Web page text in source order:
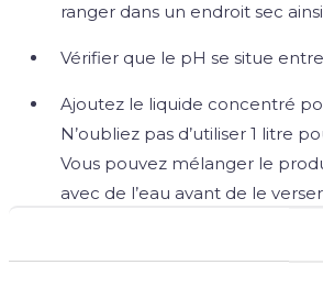
ranger dans un endroit sec
Vérifier que le pH se situe entre
Ajoutez le liquide concentré
N’oubliez pas d’utiliser 1 litre
Vous pouvez mélanger le
avec de l’eau avant de le
Introduisez un élément
flotteur d’hivernage ou un